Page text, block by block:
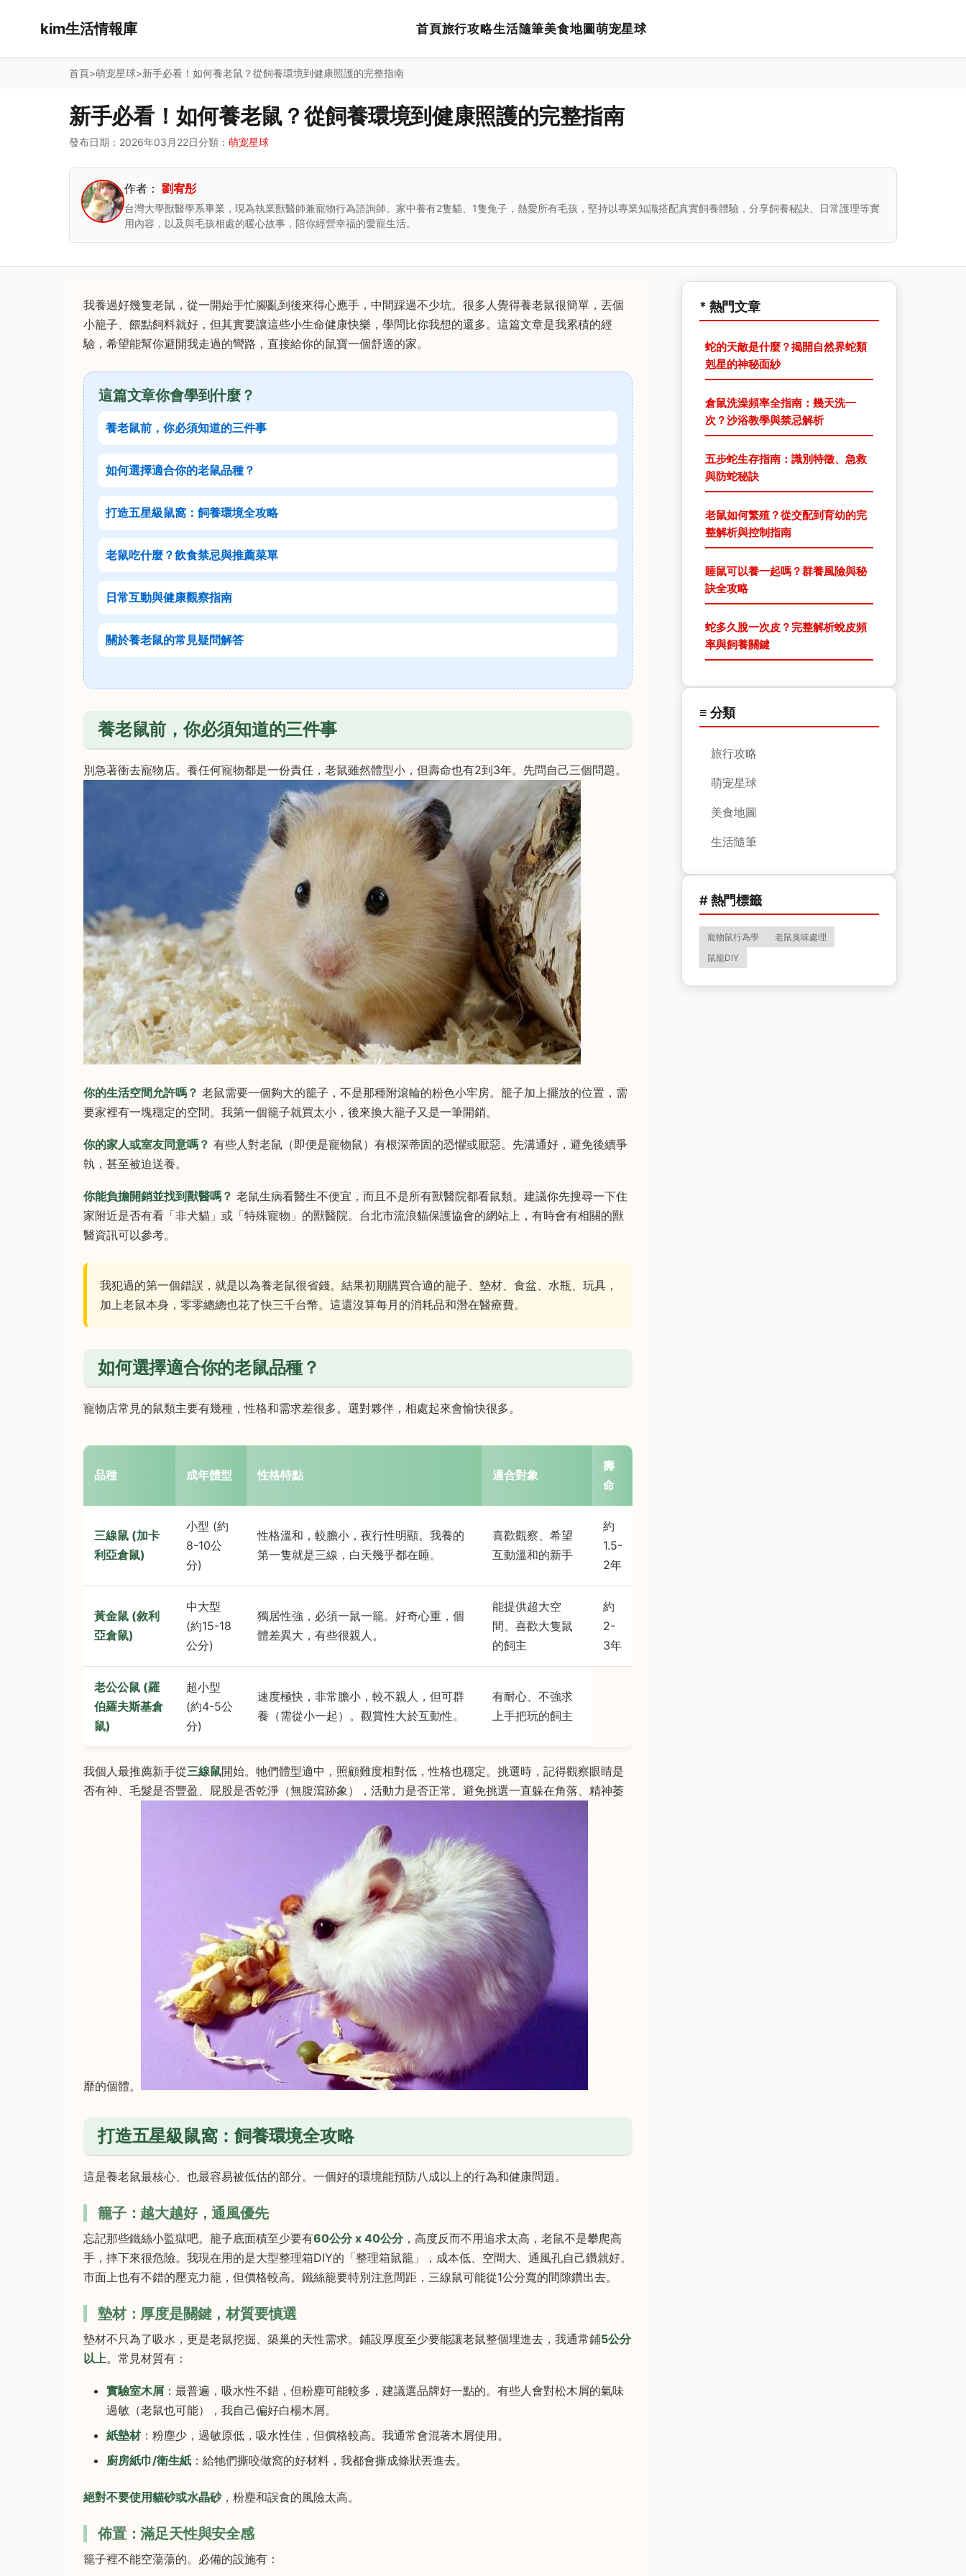
kim生活情報庫 首頁旅行攻略生活隨筆美食地圖萌宠星球
首頁>萌宠星球>新手必看！如何養老鼠？從飼養環境到健康照護的完整指南
新手必看！如何養老鼠？從飼養環境到健康照護的完整指南
發布日期：2026年03月22日分類： 萌宠星球
作者： 劉宥彤
台灣大學獸醫學系畢業，現為執業獸醫師兼寵物行為諮詢師。家中養有2隻貓、1隻兔子，熱愛所有毛孩，堅持以專業知識搭配真實飼養體驗，分享飼養秘訣、日常護理等實
用內容，以及與毛孩相處的暖心故事，陪你經營幸福的愛寵生活。
我養過好幾隻老鼠，從一開始手忙腳亂到後來得心應手，中間踩過不少坑。很多人覺得養老鼠很簡單，丟個
小籠子、餵點飼料就好，但其實要讓這些小生命健康快樂，學問比你我想的還多。這篇文章是我累積的經
驗，希望能幫你避開我走過的彎路，直接給你的鼠寶一個舒適的家。
這篇文章你會學到什麼？
養老鼠前，你必須知道的三件事
如何選擇適合你的老鼠品種？
打造五星級鼠窩：飼養環境全攻略
老鼠吃什麼？飲食禁忌與推薦菜單
日常互動與健康觀察指南
關於養老鼠的常見疑問解答
養老鼠前，你必須知道的三件事
別急著衝去寵物店。養任何寵物都是一份責任，老鼠雖然體型小，但壽命也有2到3年。先問自己三個問題。
你的生活空間允許嗎？ 老鼠需要一個夠大的籠子，不是那種附滾輪的粉色小牢房。籠子加上擺放的位置，需
要家裡有一塊穩定的空間。我第一個籠子就買太小，後來換大籠子又是一筆開銷。
你的家人或室友同意嗎？ 有些人對老鼠（即便是寵物鼠）有根深蒂固的恐懼或厭惡。先溝通好，避免後續爭
執，甚至被迫送養。
你能負擔開銷並找到獸醫嗎？ 老鼠生病看醫生不便宜，而且不是所有獸醫院都看鼠類。建議你先搜尋一下住
家附近是否有看「非犬貓」或「特殊寵物」的獸醫院。台北市流浪貓保護協會的網站上，有時會有相關的獸
醫資訊可以參考。
我犯過的第一個錯誤，就是以為養老鼠很省錢。結果初期購買合適的籠子、墊材、食盆、水瓶、玩具，
加上老鼠本身，零零總總也花了快三千台幣。這還沒算每月的消耗品和潛在醫療費。
如何選擇適合你的老鼠品種？
寵物店常見的鼠類主要有幾種，性格和需求差很多。選對夥伴，相處起來會愉快很多。
品種 成年體型 性格特點 適合對象
壽
命
三線鼠 (加卡
利亞倉鼠)
小型 (約
8-10公
分)
性格溫和，較膽小，夜行性明顯。我養的
第一隻就是三線，白天幾乎都在睡。
喜歡觀察、希望
互動溫和的新手
約
1.5-
2年
黃金鼠 (敘利
亞倉鼠)
中大型
(約15-18
公分)
獨居性強，必須一鼠一籠。好奇心重，個
體差異大，有些很親人。
能提供超大空
間、喜歡大隻鼠
的飼主
約
2-
3年
老公公鼠 (羅
伯羅夫斯基倉
鼠)
超小型
(約4-5公
分)
速度極快，非常膽小，較不親人，但可群
養（需從小一起）。觀賞性大於互動性。
有耐心、不強求
上手把玩的飼主
我個人最推薦新手從三線鼠開始。牠們體型適中，照顧難度相對低，性格也穩定。挑選時，記得觀察眼睛是
否有神、毛髮是否豐盈、屁股是否乾淨（無腹瀉跡象），活動力是否正常。避免挑選一直躲在角落、精神萎
靡的個體。
打造五星級鼠窩：飼養環境全攻略
這是養老鼠最核心、也最容易被低估的部分。一個好的環境能預防八成以上的行為和健康問題。
籠子：越大越好，通風優先
忘記那些鐵絲小監獄吧。籠子底面積至少要有60公分 x 40公分，高度反而不用追求太高，老鼠不是攀爬高
手，摔下來很危險。我現在用的是大型整理箱DIY的「整理箱鼠籠」，成本低、空間大、通風孔自己鑽就好。
市面上也有不錯的壓克力籠，但價格較高。鐵絲籠要特別注意間距，三線鼠可能從1公分寬的間隙鑽出去。
墊材：厚度是關鍵，材質要慎選
墊材不只為了吸水，更是老鼠挖掘、築巢的天性需求。鋪設厚度至少要能讓老鼠整個埋進去，我通常鋪5公分
以上。常見材質有：
實驗室木屑 ：最普遍，吸水性不錯，但粉塵可能較多，建議選品牌好一點的。有些人會對松木屑的氣味
過敏（老鼠也可能），我自己偏好白楊木屑。
紙墊材：粉塵少，過敏原低，吸水性佳，但價格較高。我通常會混著木屑使用。
廚房紙巾/衛生紙 ：給牠們撕咬做窩的好材料，我都會撕成條狀丟進去。
絕對不要使用貓砂或水晶砂，粉塵和誤食的風險太高。
佈置：滿足天性與安全感
籠子裡不能空蕩蕩的。必備的設施有：
* 熱門文章
蛇的天敵是什麼？揭開自然界蛇類
剋星的神秘面紗
倉鼠洗澡頻率全指南：幾天洗一
次？沙浴教學與禁忌解析
五步蛇生存指南：識別特徵、急救
與防蛇秘訣
老鼠如何繁殖？從交配到育幼的完
整解析與控制指南
睡鼠可以養一起嗎？群養風險與秘
訣全攻略
蛇多久脫一次皮？完整解析蛻皮頻
率與飼養關鍵
≡ 分類
旅行攻略
萌宠星球
美食地圖
生活隨筆
# 熱門標籤
寵物鼠行為學
老鼠臭味處理
鼠籠DIY